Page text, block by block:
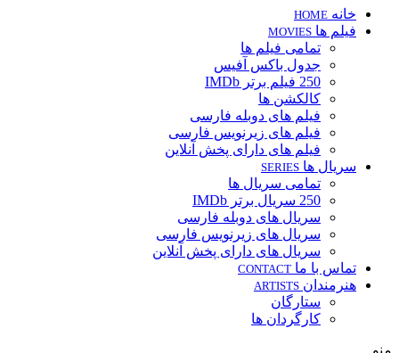
خانه HOME
فیلم ها MOVIES
تمامی فیلم ها
جدول باکس آفیس
250 فیلم برتر IMDb
کالکشن ها
فیلم های دوبله فارسی
فیلم های زیرنویس فارسی
فیلم های دارای پخش آنلاین
سریال ها SERIES
تمامی سریال ها
250 سریال برتر IMDb
سریال های دوبله فارسی
سریال های زیرنویس فارسی
سریال های دارای پخش آنلاین
تماس با ما CONTACT
هنرمندان ARTISTS
ستارگان
کارگردان ها
منو